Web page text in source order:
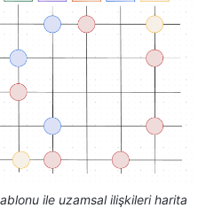
ile uzamsal ilişkileri harita